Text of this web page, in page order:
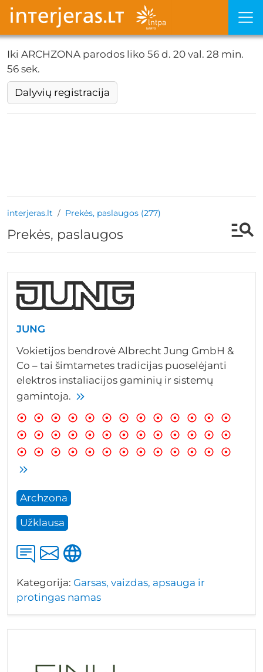
Iki ARCHZONA parodos liko 56 d. 20 val. 28 min.
55 sek.
Dalyvių registracija
interjeras.lt Prekės, paslaugos (277)
Prekės, paslaugos
JUNG
Vokietijos bendrovė Albrecht Jung GmbH &
Co – tai šimtametes tradicijas puoselėjanti
elektros instaliacijos gaminių ir sistemų
gamintoja.
Archzona
Užklausa
Kategorija: Garsas, vaizdas, apsauga ir
protingas namas